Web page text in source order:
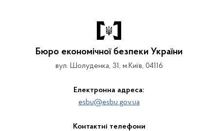
Бюро економічної безпеки України
вул. Шолуденка, 31, м.Київ, 04116
Електронна адреса:
esbu@esbu.gov.ua
Контактні телефони